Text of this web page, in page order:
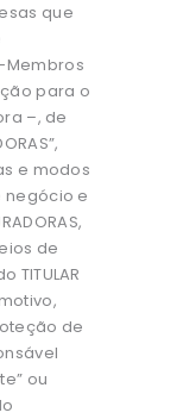
que
Membros
para o
–, de
e modos
negócio e
de
de
ou